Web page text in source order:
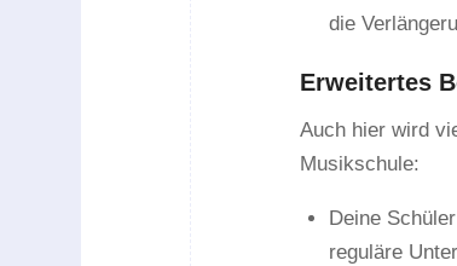
die
Erweitertes
Auch hier wird
Musikschule:
Deine
reguläre